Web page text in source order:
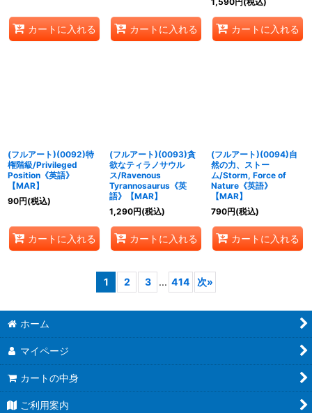
カートに入れる カートに入れる カートに入れる
(フルアート)(0092)特
権階級/Privileged
Position《英語》
【MAR】
90円(税込)
カートに入れる
(フルアート)(0093)貪
欲なティラノサウル
ス/Ravenous
Tyrannosaurus《英
語》【MAR】
1,290円(税込)
カートに入れる
(フルアート)(0094)自
然の力、ストー
ム/Storm, Force of
Nature《英語》
【MAR】
790円(税込)
カートに入れる
1 2 3 ... 414 次»
ホーム
マイページ
カートの中身
ご利用案内